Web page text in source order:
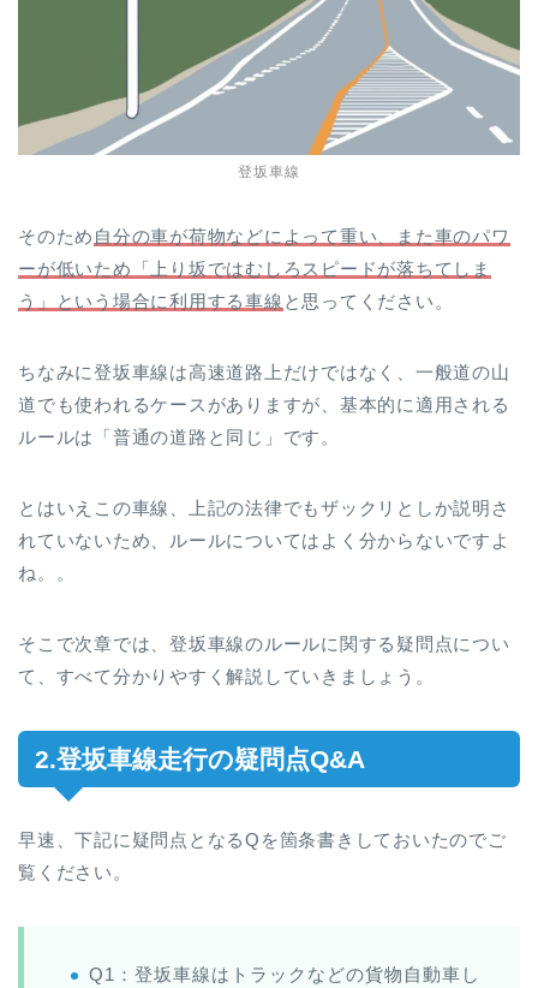
登坂車線
そのため 自分の車が荷物などによって重い、また車のパワ
ーが低いため「上り坂ではむしろスピードが落ちてしま
う」という場合に利用する車線 と思ってください。
ちなみに登坂車線は高速道路上だけではなく、一般道の山
道でも使われるケースがありますが、基本的に適用される
ルールは「普通の道路と同じ」です。
とはいえこの車線、上記の法律でもザックリとしか説明さ
れていないため、ルールについてはよく分からないですよ
ね。。
そこで次章では、登坂車線のルールに関する疑問点につい
て、すべて分かりやすく解説していきましょう。
2.登坂車線走行の疑問点Q&A
早速、下記に疑問点となるQを箇条書きしておいたのでご
覧ください。
Q1：登坂車線はトラックなどの貨物自動車し